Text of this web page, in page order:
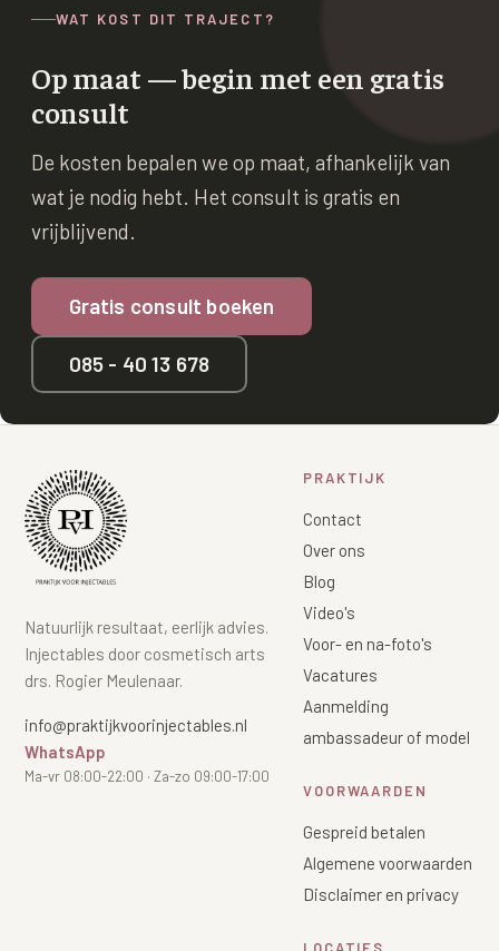
WAT KOST DIT TRAJECT?
Op maat — begin met een gratis
consult
De kosten bepalen we op maat, afhankelijk van
wat je nodig hebt. Het consult is gratis en
vrijblijvend.
Gratis consult boeken
085 - 40 13 678
Natuurlijk resultaat, eerlijk advies.
Injectables door cosmetisch arts
drs. Rogier Meulenaar.
info@praktijkvoorinjectables.nl
WhatsApp
Ma-vr 08:00-22:00 · Za-zo 09:00-17:00
PRAKTIJK
Contact
Over ons
Blog
Video's
Voor- en na-foto's
Vacatures
Aanmelding
ambassadeur of model
VOORWAARDEN
Gespreid betalen
Algemene voorwaarden
Disclaimer en privacy
LOCATIES